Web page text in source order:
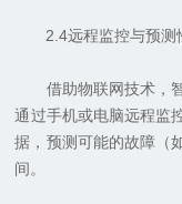
2.4远程监控与预测
借助物联网技术，智
通过手机或电脑远程监
据，预测可能的故障（
间。